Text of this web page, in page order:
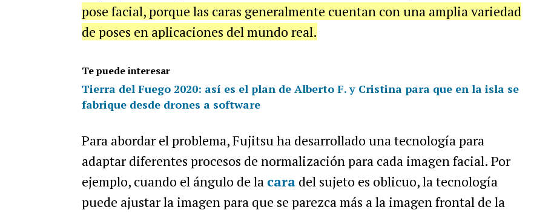
pose facial, porque las caras generalmente cuentan con una amplia variedad
de poses en aplicaciones del mundo real.
Te puede interesar
Tierra del Fuego 2020: así es el plan de Alberto F. y Cristina para que en la isla se
fabrique desde drones a software
Para abordar el problema, Fujitsu ha desarrollado una tecnología para
adaptar diferentes procesos de normalización para cada imagen facial. Por
ejemplo, cuando el ángulo de la caradel sujeto es oblicuo, la tecnología
puede ajustar la imagen para que se parezca más a la imagen frontal de la